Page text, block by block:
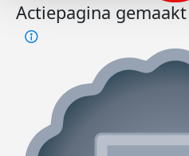
Actiepagina gemaakt